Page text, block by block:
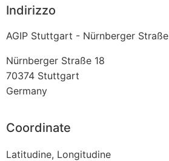
Indirizzo
AGIP Stuttgart - Nürnberger Straße
Nürnberger Straße 18
70374 Stuttgart
Germany
Coordinate
Latitudine, Longitudine